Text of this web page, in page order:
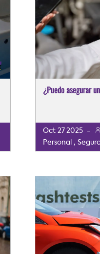
¿Puedo asegurar
Oct 27 2025 -
Personal ,